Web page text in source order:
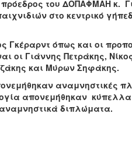
του ΔΟΠΑΦΜΑΗ κ.
στο κεντρικό
Γκέραρντ όπως και οι
οι Γιάννης Πετράκης,
και Μύρων Σηφάκης.
αναμνηστικές
απονεμήθηκαν
διπλώματα.